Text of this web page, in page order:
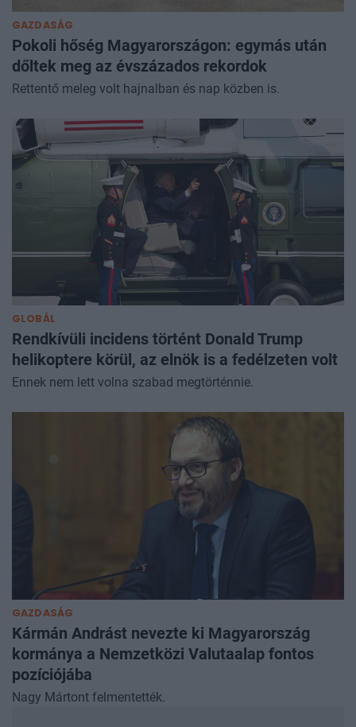
GAZDASÁG
Pokoli hőség Magyarországon: egymás után
dőltek meg az évszázados rekordok
Rettentő meleg volt hajnalban és nap közben is.
GLOBÁL
Rendkívüli incidens történt Donald Trump
helikoptere körül, az elnök is a fedélzeten volt
Ennek nem lett volna szabad megtörténnie.
GAZDASÁG
Kármán Andrást nevezte ki Magyarország
kormánya a Nemzetközi Valutaalap fontos
pozíciójába
Nagy Mártont felmentették.